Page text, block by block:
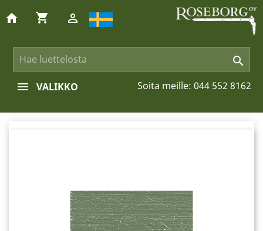

home shopping_cart 
Soita meille: 044 552 8162
VALIKKO